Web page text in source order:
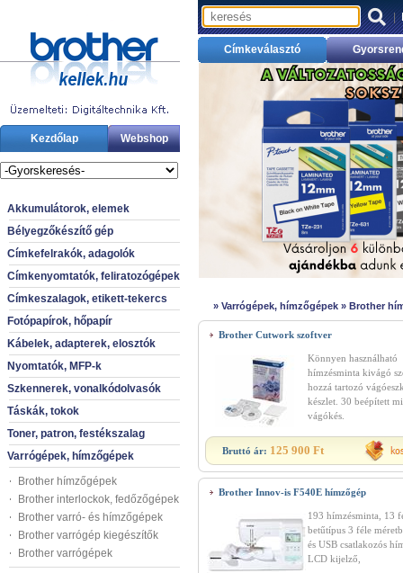
Kezdőlap Webshop
Akkumulátorok, elemek
Bélyegzőkészítő gép
Címkefelrakók, adagolók
Címkenyomtatók, feliratozógépek
Címkeszalagok, etikett-tekercs
Fotópapírok, hőpapír
Kábelek, adapterek, elosztók
Nyomtatók, MFP-k
Szkennerek, vonalkódolvasók
Táskák, tokok
Toner, patron, festékszalag
Varrógépek, hímzőgépek
Brother hímzőgépek
Brother interlockok, fedőzőgépek
Brother varró- és hímzőgépek
Brother varrógép kiegészítők
Brother varrógépek
|
Címkeválasztó
» Varrógépek, hímzőgépek » Brother
Brother Cutwork szoftver
Könnyen használható
hímzésminta kivágó
hozzá tartozó
készlet. 30 beépített
vágókés.
Bruttó ár: 125 900 Ft
Brother Innov-is F540E hímzőgép
193 hímzésminta, 13
betűtípus 3 féle
és USB csatlakozós
LCD kijelző,